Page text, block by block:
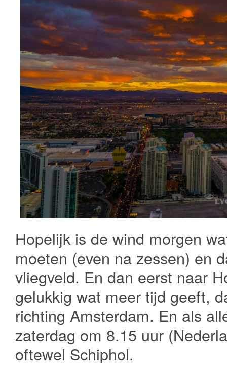
Hopelijk is de wind morgen
moeten (even na zessen) en
vliegveld. En dan eerst naar
gelukkig wat meer tijd geeft,
richting Amsterdam. En als
zaterdag om 8.15 uur
oftewel Schiphol.